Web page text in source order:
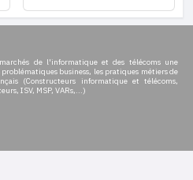
de l'informatique et des télécoms une
business, les pratiques métiers de
(Constructeurs informatique et télécoms,
ISV, MSP, VARs,...)